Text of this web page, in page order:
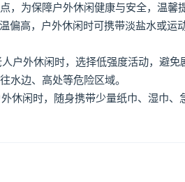
，为保障户外休闲健康与安全，温馨
偏高，户外休闲时可携带淡盐水或运
户外休闲时，选择低强度活动，避
水边、高处等危险区域。
休闲时，随身携带少量纸巾、湿巾